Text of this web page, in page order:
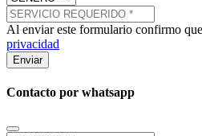
Al enviar este formulario confirmo
privacidad
Enviar
Contacto por whatsapp